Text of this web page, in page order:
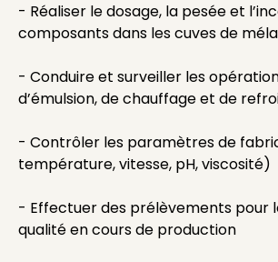
- Réaliser le dosage, la pesée et
composants dans les cuves de
- Conduire et surveiller les
d’émulsion, de chauffage et de
- Contrôler les paramètres de
température, vitesse, pH, viscosité)
- Effectuer des prélèvements pour
qualité en cours de production